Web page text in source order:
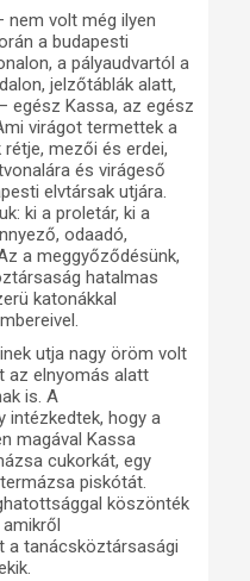
nem volt még ilyen
a budapesti
a pályaudvartól a
jelzőtáblák alatt,
egész Kassa, az egész
virágot termettek a
mezői és erdei,
és virágeső
elvtársak utjára.
ki a proletár, ki a
odaadó,
a meggyőződésünk,
hatalmas
katonákkal
utja nagy öröm volt
az elnyomás alatt
is. A
intézkedtek, hogy a
magával Kassa
cukorkát, egy
piskótát.
köszönték
a tanácsköztársasági